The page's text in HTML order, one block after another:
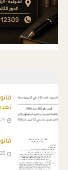
قانون رقم 51